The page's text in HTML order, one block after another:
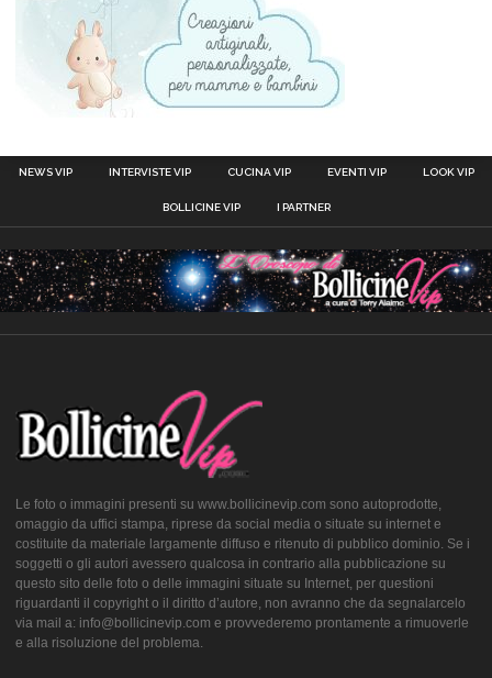
NEWS VIP INTERVISTE VIP CUCINA VIP EVENTI VIP LOOK VIP
BOLLICINE VIP I PARTNER
Le foto o immagini presenti su www.bollicinevip.com sono autoprodotte,
omaggio da uffici stampa, riprese da social media o situate su internet e
costituite da materiale largamente diffuso e ritenuto di pubblico dominio. Se i
soggetti o gli autori avessero qualcosa in contrario alla pubblicazione su
questo sito delle foto o delle immagini situate su Internet, per questioni
riguardanti il copyright o il diritto d’autore, non avranno che da segnalarcelo
via mail a: info@bollicinevip.com e provvederemo prontamente a rimuoverle
e alla risoluzione del problema.